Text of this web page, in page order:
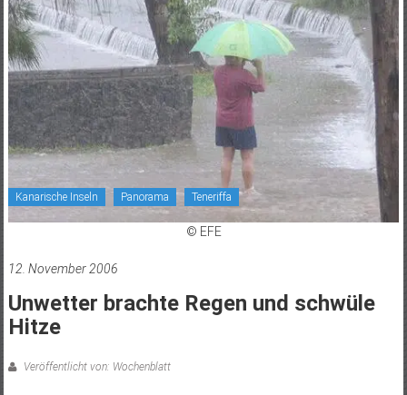
Inseln
Kanarische Inseln Panorama Teneriffa
© EFE
12. November 2006
Unwetter brachte Regen und schwüle
Hitze
Veröffentlicht von: Wochenblatt